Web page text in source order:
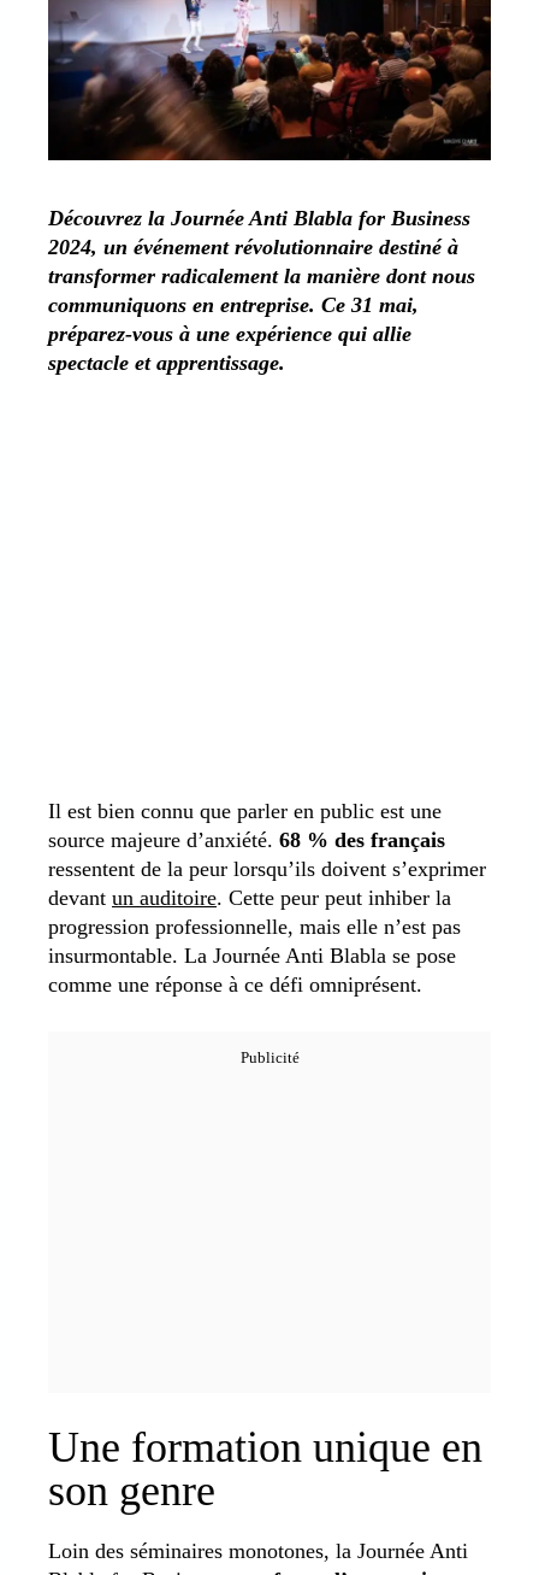
Découvrez la Journée Anti Blabla for Business
2024, un événement révolutionnaire destiné à
transformer radicalement la manière dont nous
communiquons en entreprise. Ce 31 mai,
préparez-vous à une expérience qui allie
spectacle et apprentissage.
Il est bien connu que parler en public est une
source majeure d’anxiété. 68 % des français
ressentent de la peur lorsqu’ils doivent s’exprimer
devant un auditoire. Cette peur peut inhiber la
progression professionnelle, mais elle n’est pas
insurmontable. La Journée Anti Blabla se pose
comme une réponse à ce défi omniprésent.
Une formation unique en
son genre
Loin des séminaires monotones, la Journée Anti